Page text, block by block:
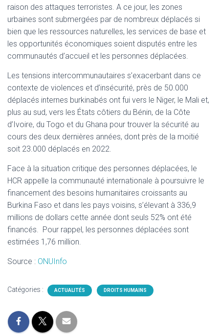
raison des attaques terroristes. A ce jour, les zones
urbaines sont submergées par de nombreux déplacés si
bien que les ressources naturelles, les services de base et
les opportunités économiques soient disputés entre les
communautés d’accueil et les personnes déplacées.
Les tensions intercommunautaires s’exacerbant dans ce
contexte de violences et d’insécurité, près de 50.000
déplacés internes burkinabés ont fui vers le Niger, le Mali et,
plus au sud, vers les États côtiers du Bénin, de la Côte
d’Ivoire, du Togo et du Ghana pour trouver la sécurité au
cours des deux dernières années, dont près de la moitié
soit 23.000 déplacés en 2022.
Face à la situation critique des personnes déplacées, le
HCR appelle la communauté internationale à poursuivre le
financement des besoins humanitaires croissants au
Burkina Faso et dans les pays voisins, s’élevant à 336,9
millions de dollars cette année dont seuls 52% ont été
financés. Pour rappel, les personnes déplacées sont
estimées 1,76 million.
Source : ONUInfo
Catégories : ACTUALITÉS DROITS HUMAINS